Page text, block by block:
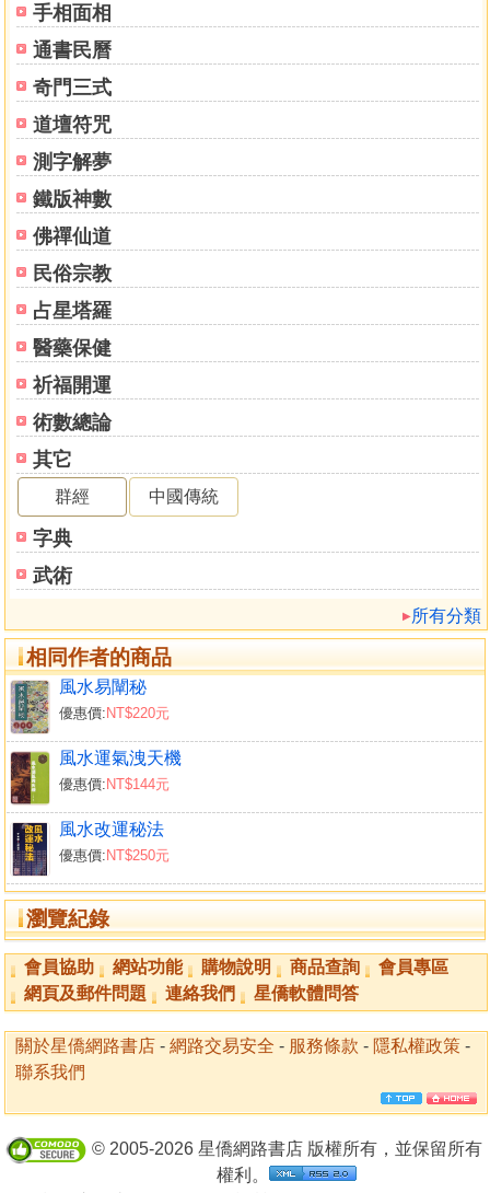
手相面相
通書民曆
奇門三式
道壇符咒
測字解夢
鐵版神數
佛禪仙道
民俗宗教
占星塔羅
醫藥保健
祈福開運
術數總論
其它
群經 中國傳統
字典
武術
所有分類
相同作者的商品
風水易闡秘
優惠價: NT$220元
風水運氣洩天機
優惠價: NT$144元
風水改運秘法
優惠價: NT$250元
瀏覽紀錄
會員協助 網站功能 購物說明 商品查詢
會員專區
網頁及郵件問題
連絡我們 星僑軟體問答
關於星僑網路書店 - 網路交易安全 - 服務條款 - 隱私權政策 -
聯系我們
© 2005-2026 星僑網路書店 版權所有，並保留所有
權利。